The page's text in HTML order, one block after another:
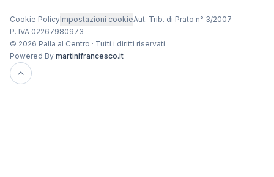
Cookie PolicyImpostazioni cookieAut. Trib. di Prato n° 3/2007
P. IVA 02267980973
© 2026 Palla al Centro · Tutti i diritti riservati
Powered By martinifrancesco.it